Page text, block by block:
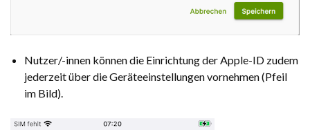
Nutzer/-innen können die Einrichtung der Apple-ID zudem
jederzeit über die Geräteeinstellungen vornehmen (Pfeil
im Bild).